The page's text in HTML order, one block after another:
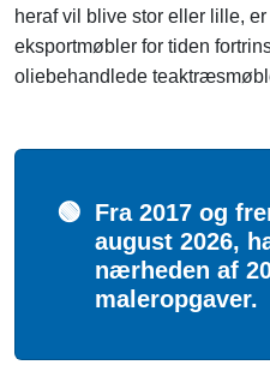
heraf vil blive stor eller lille,
eksportmøbler for tiden
oliebehandlede
🟢 Fra 2017 og
august 2026,
nærheden af
maleropgaver.